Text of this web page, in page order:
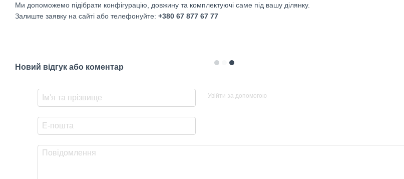
Ми допоможемо підібрати конфігурацію, довжину та комплектуючі саме під вашу ділянку.
Залиште заявку на сайті або телефонуйте: +380 67 877 67 77
Новий відгук або коментар
Увійти за допомогою